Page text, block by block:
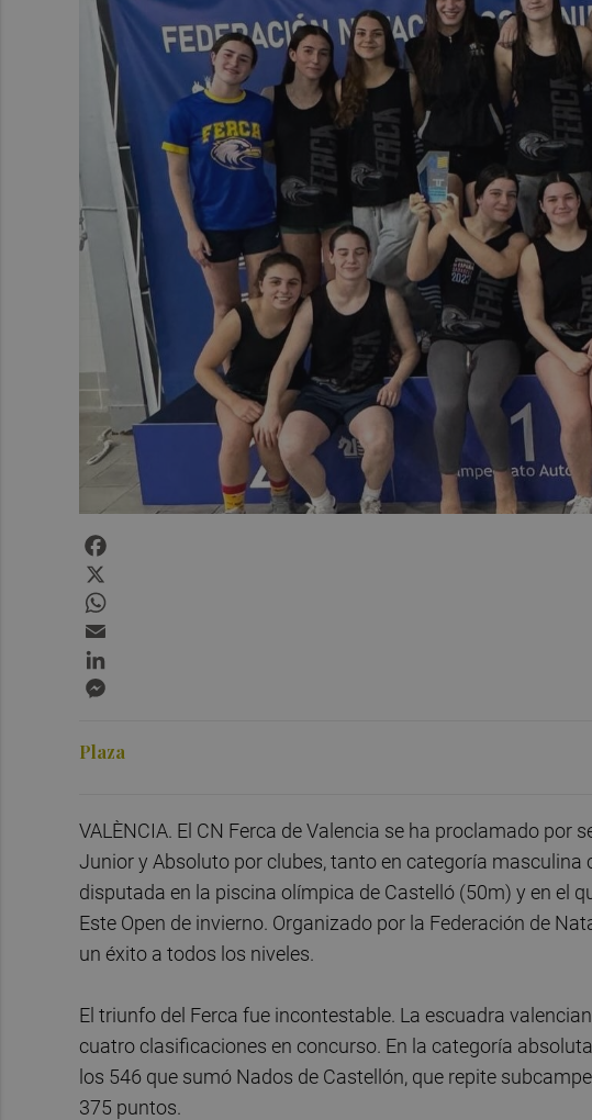
Plaza
VALÈNCIA. El CN Ferca de Valencia se ha proclamado
Junior y Absoluto por clubes, tanto en categoría
disputada en la piscina olímpica de Castelló (50m) y en el
Este Open de invierno. Organizado por la Federación de
un éxito a todos los niveles.
El triunfo del Ferca fue incontestable. La escuadra
cuatro clasificaciones en concurso. En la categoría
los 546 que sumó Nados de Castellón, que repite
375 puntos.